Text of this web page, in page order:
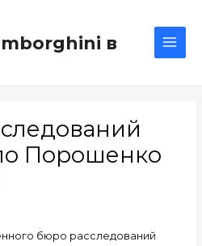
в
Порошенко
бюро расследований